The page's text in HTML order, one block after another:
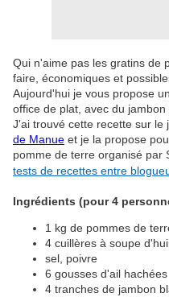
Qui n'aime pas les gratins de
faire, économiques et
Aujourd'hui je vous propose
office de plat, avec du jambon
J'ai trouvé cette recette sur le
de Manue et je la propose
pomme de terre organisé par
tests de recettes entre
Ingrédients (pour 4
1 kg de pommes de
4 cuillères à soupe
sel, poivre
6 gousses d'ail hachées
4 tranches de jambon